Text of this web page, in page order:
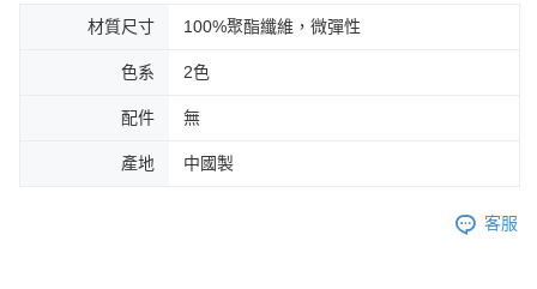
材質尺寸 100%聚酯纖維，微彈性
色系 2色
配件 無
產地 中國製
客服